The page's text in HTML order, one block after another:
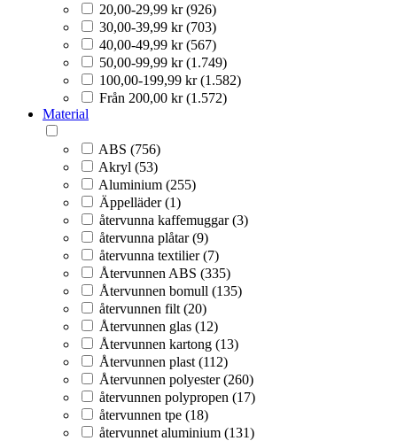
20,00-29,99 kr (926)
30,00-39,99 kr (703)
40,00-49,99 kr (567)
50,00-99,99 kr (1.749)
100,00-199,99 kr (1.582)
Från 200,00 kr (1.572)
Material
ABS (756)
Akryl (53)
Aluminium (255)
Äppelläder (1)
återvunna kaffemuggar (3)
återvunna plåtar (9)
återvunna textilier (7)
Återvunnen ABS (335)
Återvunnen bomull (135)
återvunnen filt (20)
Återvunnen glas (12)
Återvunnen kartong (13)
Återvunnen plast (112)
Återvunnen polyester (260)
återvunnen polypropen (17)
återvunnen tpe (18)
återvunnet aluminium (131)